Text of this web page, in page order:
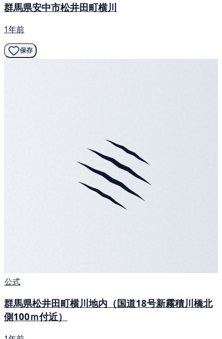
群馬県安中市松井田町横川
1年前
保存
公式
群馬県松井田町横川地内（国道18号新霧積川橋北
側100ｍ付近）